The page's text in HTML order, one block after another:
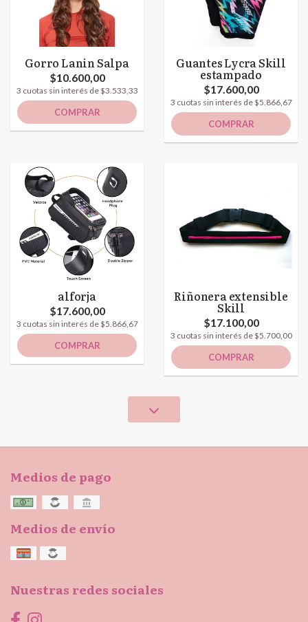
Gorro Lanin Salpa
$10.600,00
3 cuotas sin interés de $3.533,33
COMPRAR
Guantes Lycra Skill
estampado
$17.600,00
3 cuotas sin interés de $5.866,67
COMPRAR
alforja
$17.600,00
3 cuotas sin interés de $5.866,67
COMPRAR
Riñonera extensible
Skill
$17.100,00
3 cuotas sin interés de $5.700,00
COMPRAR
Medios de pago
Medios de envío
Nuestras redes sociales